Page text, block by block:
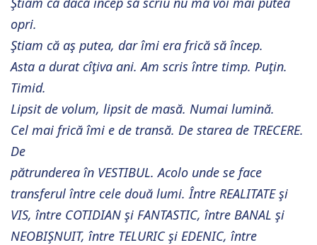
opri.
Ştiam că aş putea, dar îmi era frică să încep.
Asta a durat cîţiva ani. Am scris între timp. Puţin.
Timid.
Lipsit de volum, lipsit de masă. Numai lumină.
Cel mai frică îmi e de transă. De starea de TRECERE.
De
pătrunderea în VESTIBUL. Acolo unde se face
transferul între cele două lumi. Între REALITATE şi
VIS, între COTIDIAN şi FANTASTIC, între BANAL şi
NEOBIŞNUIT, între TELURIC şi EDENIC, între